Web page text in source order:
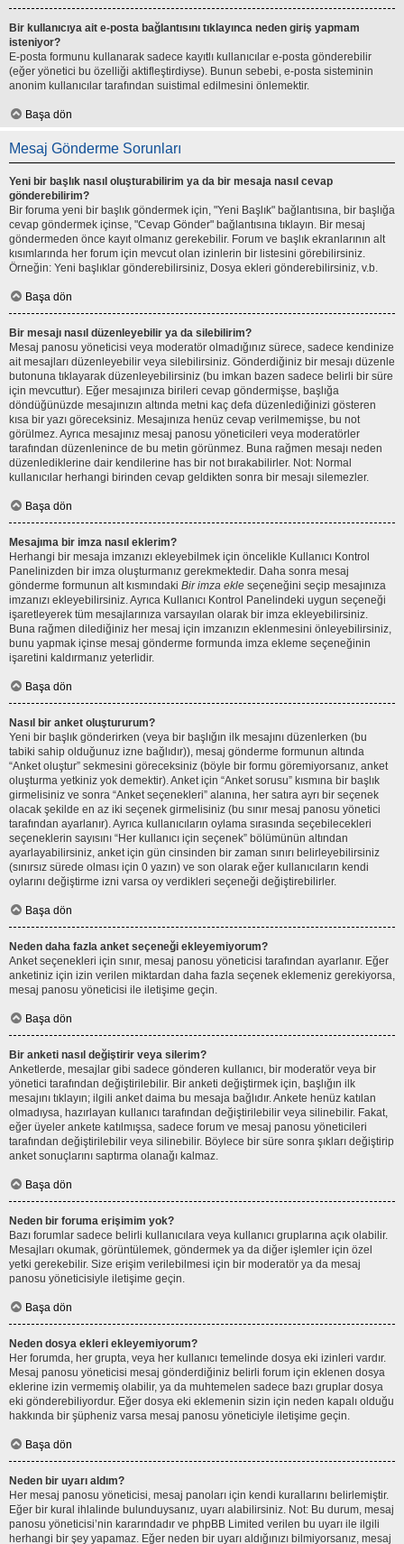
Bir kullanıcıya ait e-posta bağlantısını tıklayınca neden giriş yapmam
isteniyor?
E-posta formunu kullanarak sadece kayıtlı kullanıcılar e-posta gönderebilir
(eğer yönetici bu özelliği aktifleştirdiyse). Bunun sebebi, e-posta sisteminin
anonim kullanıcılar tarafından suistimal edilmesini önlemektir.
Başa dön
Mesaj Gönderme Sorunları
Yeni bir başlık nasıl oluşturabilirim ya da bir mesaja nasıl cevap
gönderebilirim?
Bir foruma yeni bir başlık göndermek için, "Yeni Başlık" bağlantısına, bir başlığa
cevap göndermek içinse, "Cevap Gönder" bağlantısına tıklayın. Bir mesaj
göndermeden önce kayıt olmanız gerekebilir. Forum ve başlık ekranlarının alt
kısımlarında her forum için mevcut olan izinlerin bir listesini görebilirsiniz.
Örneğin: Yeni başlıklar gönderebilirsiniz, Dosya ekleri gönderebilirsiniz, v.b.
Başa dön
Bir mesajı nasıl düzenleyebilir ya da silebilirim?
Mesaj panosu yöneticisi veya moderatör olmadığınız sürece, sadece kendinize
ait mesajları düzenleyebilir veya silebilirsiniz. Gönderdiğiniz bir mesajı düzenle
butonuna tıklayarak düzenleyebilirsiniz (bu imkan bazen sadece belirli bir süre
için mevcuttur). Eğer mesajınıza birileri cevap göndermişse, başlığa
döndüğünüzde mesajınızın altında metni kaç defa düzenlediğinizi gösteren
kısa bir yazı göreceksiniz. Mesajınıza henüz cevap verilmemişse, bu not
görülmez. Ayrıca mesajınız mesaj panosu yöneticileri veya moderatörler
tarafından düzenlenince de bu metin görünmez. Buna rağmen mesajı neden
düzenlediklerine dair kendilerine has bir not bırakabilirler. Not: Normal
kullanıcılar herhangi birinden cevap geldikten sonra bir mesajı silemezler.
Başa dön
Mesajıma bir imza nasıl eklerim?
Herhangi bir mesaja imzanızı ekleyebilmek için öncelikle Kullanıcı Kontrol
Panelinizden bir imza oluşturmanız gerekmektedir. Daha sonra mesaj
gönderme formunun alt kısmındaki Bir imza ekle seçeneğini seçip mesajınıza
imzanızı ekleyebilirsiniz. Ayrıca Kullanıcı Kontrol Panelindeki uygun seçeneği
işaretleyerek tüm mesajlarınıza varsayılan olarak bir imza ekleyebilirsiniz.
Buna rağmen dilediğiniz her mesaj için imzanızın eklenmesini önleyebilirsiniz,
bunu yapmak içinse mesaj gönderme formunda imza ekleme seçeneğinin
işaretini kaldırmanız yeterlidir.
Başa dön
Nasıl bir anket oluştururum?
Yeni bir başlık gönderirken (veya bir başlığın ilk mesajını düzenlerken (bu
tabiki sahip olduğunuz izne bağlıdır)), mesaj gönderme formunun altında
“Anket oluştur” sekmesini göreceksiniz (böyle bir formu göremiyorsanız, anket
oluşturma yetkiniz yok demektir). Anket için “Anket sorusu” kısmına bir başlık
girmelisiniz ve sonra “Anket seçenekleri” alanına, her satıra ayrı bir seçenek
olacak şekilde en az iki seçenek girmelisiniz (bu sınır mesaj panosu yönetici
tarafından ayarlanır). Ayrıca kullanıcıların oylama sırasında seçebilecekleri
seçeneklerin sayısını “Her kullanıcı için seçenek” bölümünün altından
ayarlayabilirsiniz, anket için gün cinsinden bir zaman sınırı belirleyebilirsiniz
(sınırsız sürede olması için 0 yazın) ve son olarak eğer kullanıcıların kendi
oylarını değiştirme izni varsa oy verdikleri seçeneği değiştirebilirler.
Başa dön
Neden daha fazla anket seçeneği ekleyemiyorum?
Anket seçenekleri için sınır, mesaj panosu yöneticisi tarafından ayarlanır. Eğer
anketiniz için izin verilen miktardan daha fazla seçenek eklemeniz gerekiyorsa,
mesaj panosu yöneticisi ile iletişime geçin.
Başa dön
Bir anketi nasıl değiştirir veya silerim?
Anketlerde, mesajlar gibi sadece gönderen kullanıcı, bir moderatör veya bir
yönetici tarafından değiştirilebilir. Bir anketi değiştirmek için, başlığın ilk
mesajını tıklayın; ilgili anket daima bu mesaja bağlıdır. Ankete henüz katılan
olmadıysa, hazırlayan kullanıcı tarafından değiştirilebilir veya silinebilir. Fakat,
eğer üyeler ankete katılmışsa, sadece forum ve mesaj panosu yöneticileri
tarafından değiştirilebilir veya silinebilir. Böylece bir süre sonra şıkları değiştirip
anket sonuçlarını saptırma olanağı kalmaz.
Başa dön
Neden bir foruma erişimim yok?
Bazı forumlar sadece belirli kullanıcılara veya kullanıcı gruplarına açık olabilir.
Mesajları okumak, görüntülemek, göndermek ya da diğer işlemler için özel
yetki gerekebilir. Size erişim verilebilmesi için bir moderatör ya da mesaj
panosu yöneticisiyle iletişime geçin.
Başa dön
Neden dosya ekleri ekleyemiyorum?
Her forumda, her grupta, veya her kullanıcı temelinde dosya eki izinleri vardır.
Mesaj panosu yöneticisi mesaj gönderdiğiniz belirli forum için eklenen dosya
eklerine izin vermemiş olabilir, ya da muhtemelen sadece bazı gruplar dosya
eki gönderebiliyordur. Eğer dosya eki eklemenin sizin için neden kapalı olduğu
hakkında bir şüpheniz varsa mesaj panosu yöneticiyle iletişime geçin.
Başa dön
Neden bir uyarı aldım?
Her mesaj panosu yöneticisi, mesaj panoları için kendi kurallarını belirlemiştir.
Eğer bir kural ihlalinde bulunduysanız, uyarı alabilirsiniz. Not: Bu durum, mesaj
panosu yöneticisi’nin kararındadır ve phpBB Limited verilen bu uyarı ile ilgili
herhangi bir şey yapamaz. Eğer neden bir uyarı aldığınızı bilmiyorsanız, mesaj